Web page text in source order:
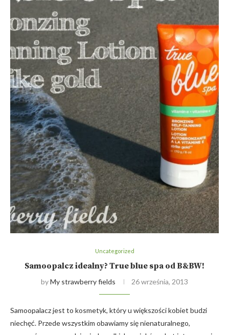
Uncategorized
Samoopalcz idealny? True blue spa od B&BW!
byMy strawberry fields 26 września, 2013
Samoopalacz jest to kosmetyk, który u większości kobiet budzi
niechęć. Przede wszystkim obawiamy się nienaturalnego,